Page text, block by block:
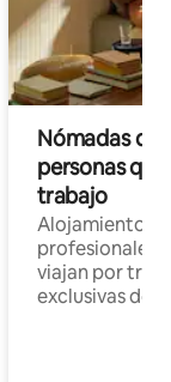
Nómadas
personas
trabajo
Alojamientos
profesionales
viajan por
exclusivas de